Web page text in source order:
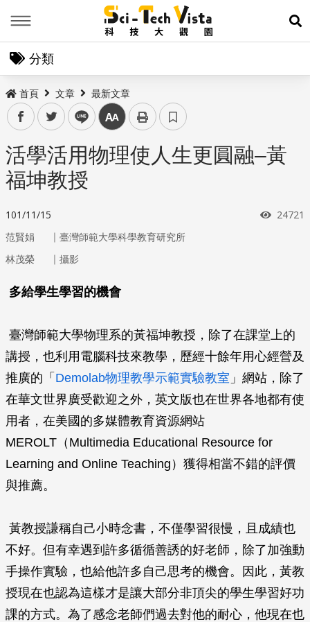
展
分類
首頁 文章 最新文章
facebooktwitter line 中
活學活用物理使人生更圓融–黃
福坤教授
101/11/15 瀏覽次
24721
范賢娟 ｜ 臺灣師範大學科學教育研究所
林茂榮
｜ 攝影
多給學生學習的機會
臺灣師範大學物理系的黃福坤教授，除了在課堂上的
講授，也利用電腦科技來教學，歷經十餘年用心經營及
推廣的「 Demolab物理教學示範實驗教室 」網站，除了
在華文世界廣受歡迎之外，英文版也在世界各地都有使
用者，在美國的多媒體教育資源網站
MEROLT（Multimedia Educational Resource for
Learning and Online Teaching）獲得相當不錯的評價
與推薦。
黃教授謙稱自己小時念書，不僅學習很慢，且成績也
不好。但有幸遇到許多循循善誘的好老師，除了加強動
手操作實驗，也給他許多自己思考的機會。因此，黃教
授現在也認為這樣才是讓大部分非頂尖的學生學習好功
課的方式。為了感念老師們過去對他的耐心，他現在也